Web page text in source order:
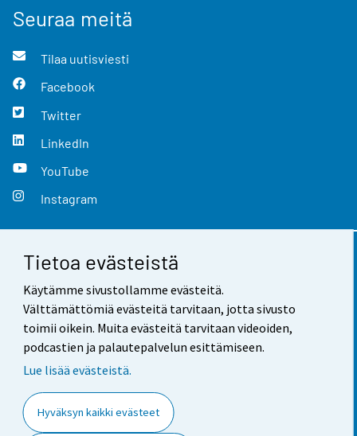
Tietoa evästeistä
Käytämme sivustollamme evästeitä.
Välttämättömiä evästeitä tarvitaan, jotta sivusto
toimii oikein. Muita evästeitä tarvitaan videoiden,
podcastien ja palautepalvelun esittämiseen.
Lue lisää evästeistä.
Hyväksyn kaikki evästeet
Seuraa meitä
Tilaa uutisviesti
Facebook
Twitter
LinkedIn
YouTube
Instagram
Yhteystiedot
Palaute
Käyttöehdot
Saavutettavuus
Tietoa sivustosta